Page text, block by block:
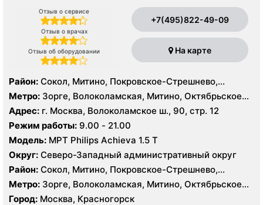
Отзыв о сервисе
Отзыв о врачах
Отзыв об оборудовании
+7(495)822-49-09
На карте
Район: Сокол, Митино, Покровское-Стрешнево,
Северное Тушино, Строгино, Хорошёво-Мнёвники,
Щукино, Южное Тушино
Метро: Зорге, Волоколамская, Митино, Октябрьское
поле, Панфиловская, Планерная, Сокол, Спартак,
Стрешнево, Сходненская, Тушинская, Щукинская
Адрес: г. Москва, Волоколамское ш., 90, стр. 12
Режим работы: 9.00 - 21.00
Модель: МРТ Philips Achieva 1.5 T
Округ: Северо-Западный административный округ
Район: Сокол, Митино, Покровское-Стрешнево,
Северное Тушино, Строгино, Хорошёво-Мнёвники,
Щукино, Южное Тушино
Метро: Зорге, Волоколамская, Митино, Октябрьское
поле, Панфиловская, Планерная, Сокол, Спартак,
Город: Москва, Красногорск